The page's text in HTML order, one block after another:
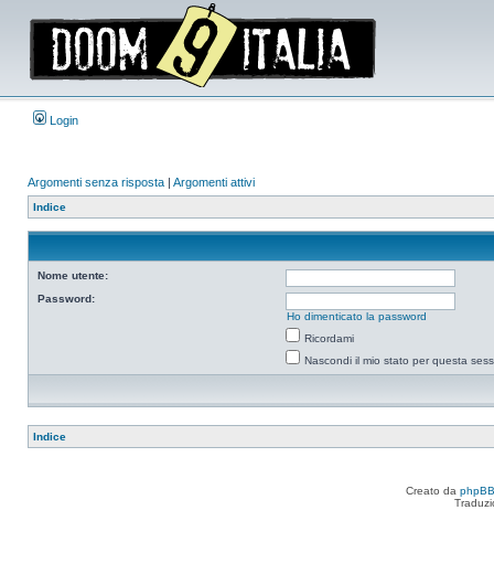
Login
Argomenti senza risposta | Argomenti attivi
Indice
Nome utente:
Password:
Ho dimenticato la password
Ricordami
Nascondi il mio stato per questa
Indice
Creato da phpBB